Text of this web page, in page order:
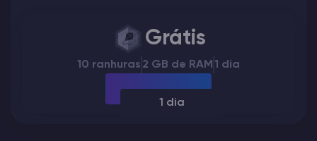
Grátis
10 ranhuras 2 GB de RAM 1 dia
1 dia